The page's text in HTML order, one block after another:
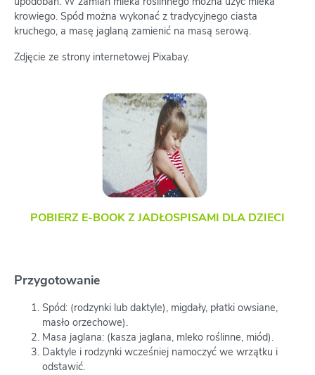
krowiego. Spód można wykonać z tradycyjnego ciasta
kruchego, a masę jaglaną zamienić na masą serową.
Zdjęcie ze strony internetowej Pixabay.
POBIERZ E-BOOK Z JADŁOSPISAMI DLA DZIECI
Przygotowanie
Spód: (rodzynki lub daktyle), migdały, płatki owsiane,
masło orzechowe).
Masa jaglana: (kasza jaglana, mleko roślinne, miód).
Daktyle i rodzynki wcześniej namoczyć we wrzątku i
odstawić.